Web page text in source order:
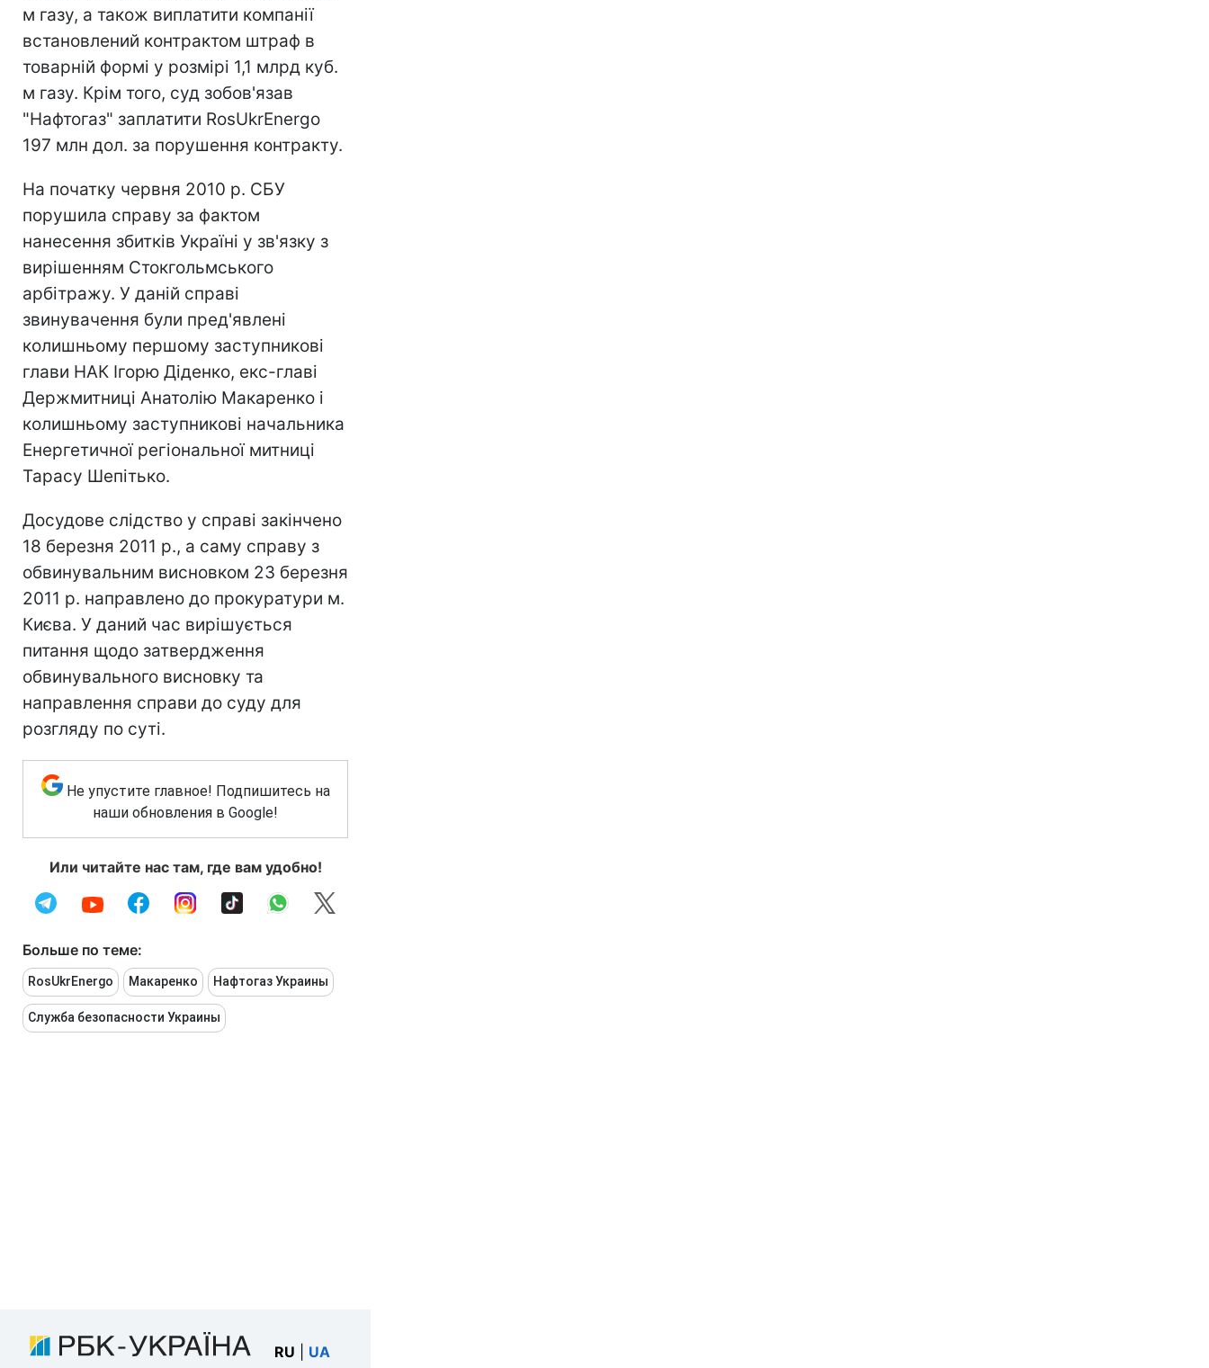
м газу, а також виплатити компанії
встановлений контрактом штраф в
товарній формі у розмірі 1,1 млрд куб.
м газу. Крім того, суд зобов'язав
"Нафтогаз" заплатити RosUkrEnergo
197 млн дол. за порушення контракту.
На початку червня 2010 р. СБУ
порушила справу за фактом
нанесення збитків Україні у зв'язку з
вирішенням Стокгольмського
арбітражу. У даній справі
звинувачення були пред'явлені
колишньому першому заступникові
глави НАК Ігорю Діденко, екс-главі
Держмитниці Анатолію Макаренко і
колишньому заступникові начальника
Енергетичної регіональної митниці
Тарасу Шепітько.
Досудове слідство у справі закінчено
18 березня 2011 р., а саму справу з
обвинувальним висновком 23 березня
2011 р. направлено до прокуратури м.
Києва. У даний час вирішується
питання щодо затвердження
обвинувального висновку та
направлення справи до суду для
розгляду по суті.
Не упустите главное! Подпишитесь на
наши обновления в Google!
Или читайте нас там, где вам удобно!
Больше по теме:
RosUkrEnergo Макаренко Нафтогаз Украины
Служба безопасности Украины
RU UA